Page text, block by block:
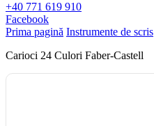
+40 771 619 910
Facebook
Prima pagină Instrumente de scris
Carioci 24 Culori Faber-Castell